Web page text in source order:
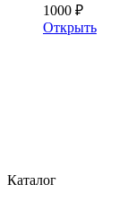
1000 ₽
Открыть
Каталог